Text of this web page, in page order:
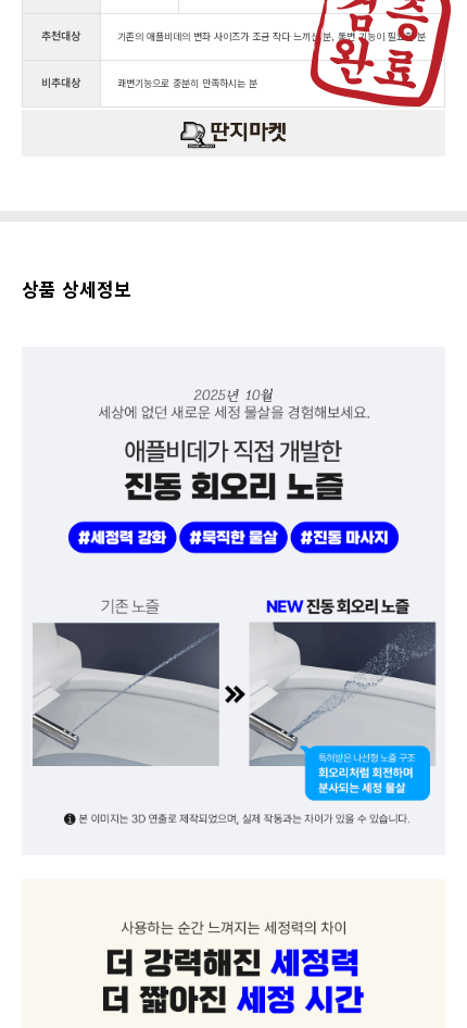
추천대상 기존의 애플비데의 변좌 사이즈가 조금 작다 느끼신 분, 통변 기능이 필요한 분
비추대상 쾌변기능으로 충분히 만족하시는 분
상품 상세정보